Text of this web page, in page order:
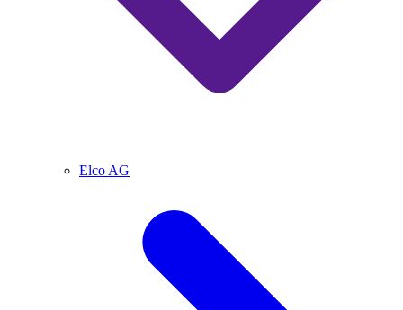
Elco AG